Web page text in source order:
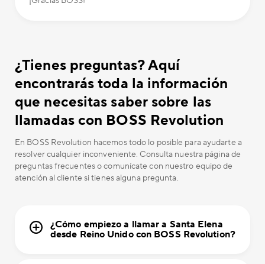
¿Tienes preguntas? Aquí
encontrarás toda la información
que necesitas saber sobre las
llamadas con BOSS Revolution
En BOSS Revolution hacemos todo lo posible para ayudarte a
resolver cualquier inconveniente. Consulta nuestra página de
preguntas frecuentes o comunícate con nuestro equipo de
atención al cliente si tienes alguna pregunta.
¿Cómo empiezo a llamar a Santa Elena
desde Reino Unido con BOSS Revolution?